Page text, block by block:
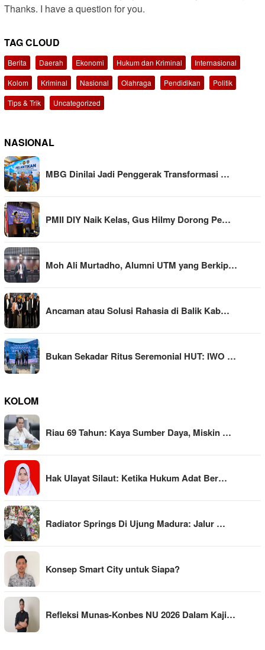
Thanks. I have a question for you.
TAG CLOUD
Berita Daerah Ekonomi Hukum dan Kriminal
Internasional
Kolom
Kriminal Nasional Olahraga Pendidikan
Politik
Tips & Trik
Uncategorized
NASIONAL
MBG Dinilai Jadi Penggerak Transformasi …
PMII DIY Naik Kelas, Gus Hilmy Dorong Pe…
Moh Ali Murtadho, Alumni UTM yang Berkip…
Ancaman atau Solusi Rahasia di Balik Kab…
Bukan Sekadar Ritus Seremonial HUT: IWO …
KOLOM
Riau 69 Tahun: Kaya Sumber Daya, Miskin …
Hak Ulayat Silaut: Ketika Hukum Adat Ber…
Radiator Springs Di Ujung Madura: Jalur …
Konsep Smart City untuk Siapa?
Refleksi Munas-Konbes NU 2026 Dalam Kaji…